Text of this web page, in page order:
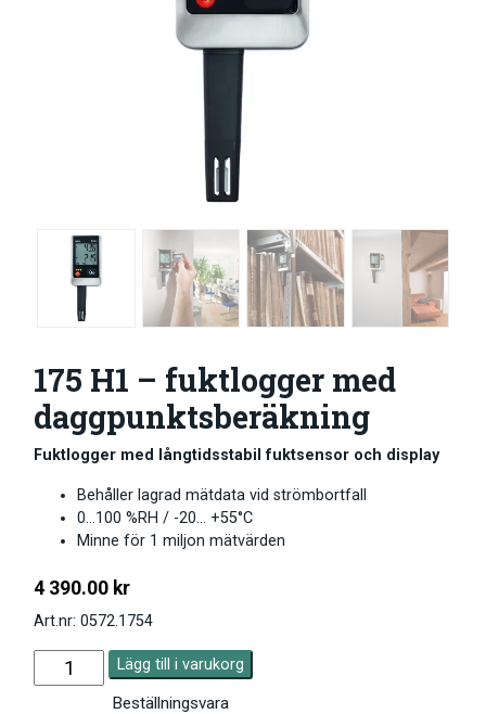
175 H1 – fuktlogger med
daggpunktsberäkning
Fuktlogger med långtidsstabil fuktsensor och display
Behåller lagrad mätdata vid strömbortfall
0…100 %RH / -20… +55°C
Minne för 1 miljon mätvärden
4 390.00 kr
Art.nr: 0572.1754
Lägg till i varukorg
Beställningsvara